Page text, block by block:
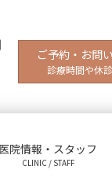
ご予約・お問
診療時間や休
医院情報・スタッフ
CLINIC / STAFF